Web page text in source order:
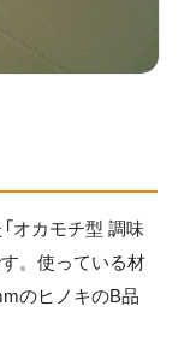
オカモチ型 調味
。使っている材
のヒノキのB品